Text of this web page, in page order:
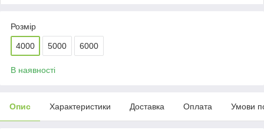
Розмір
4000 5000 6000
В наявності
Опис Характеристики Доставка Оплата Умови